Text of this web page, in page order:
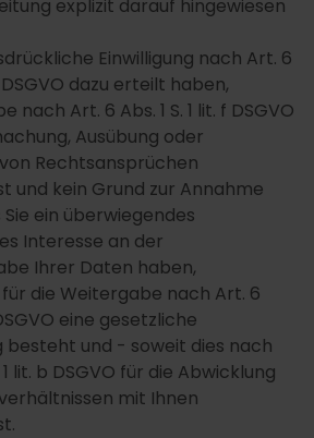
explizit darauf hingewiesen
Einwilligung nach Art. 6
DSGVO dazu erteilt haben,
nach Art. 6 Abs. 1 S. 1 lit. f DSGVO
Ausübung oder
Rechtsansprüchen
und kein Grund zur Annahme
ein überwiegendes
Interesse an der
Ihrer Daten haben,
für die Weitergabe nach Art. 6
eine gesetzliche
und - soweit dies nach
1 lit. b DSGVO für die Abwicklung
mit Ihnen